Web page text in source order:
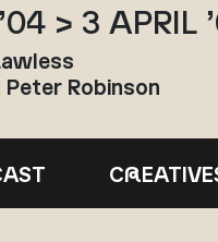
> 3 APRIL
Peter Robinson
CR